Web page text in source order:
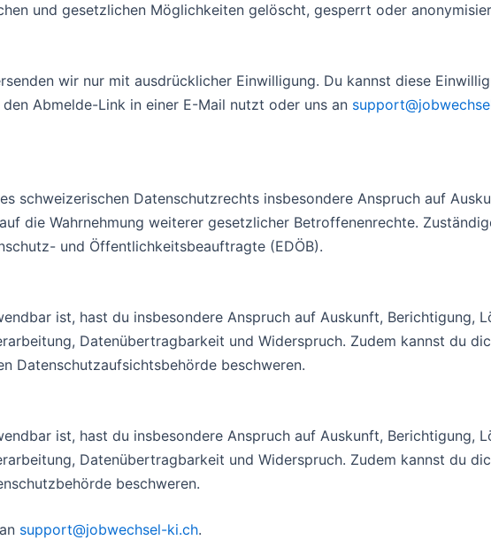
und gesetzlichen Möglichkeiten gelöscht, gesperrt oder
wir nur mit ausdrücklicher Einwilligung. Du kannst diese
Abmelde-Link in einer E-Mail nutzt oder uns an
schweizerischen Datenschutzrechts insbesondere Anspruch auf
die Wahrnehmung weiterer gesetzlicher Betroffenenrechte.
und Öffentlichkeitsbeauftragte (EDÖB).
ist, hast du insbesondere Anspruch auf Auskunft, Berichtigung,
Datenübertragbarkeit und Widerspruch. Zudem kannst du
Datenschutzaufsichtsbehörde beschweren.
ist, hast du insbesondere Anspruch auf Auskunft, Berichtigung,
Datenübertragbarkeit und Widerspruch. Zudem kannst du
beschweren.
support@jobwechsel-ki.ch.